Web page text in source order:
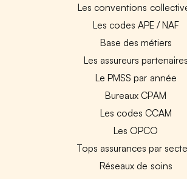
Les conventions
Les codes APE / NAF
Base des métiers
Les assureurs partenaires
Le PMSS par année
Bureaux CPAM
Les codes CCAM
Les OPCO
Tops assurances par
Réseaux de soins